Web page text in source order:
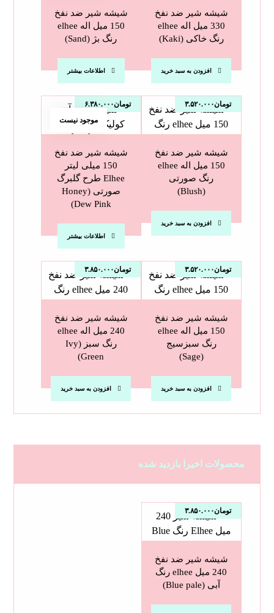
شیشه شیر ضد نفخ
330 میل اله elhee
رنگ خاکی (Kaki)
افزودن به سبد خرید
شیشه شیر ضد نفخ
150 میل اله elhee
رنگ بژ (Sand)
اطلاعات بیشتر
شیشه شیر ضد نفخ
150 میل اله elhee
رنگ صورتی
(Blush)
تومان۳.۵۲۰.۰۰۰
افزودن به سبد خرید
شیشه شیر ضد نفخ
150 میلی لیتر
Elhee طرح گلبرگ
صورتی (Honey
Dew Pink)
تومان۶.۳۸۰.۰۰۰
موجود نیست
اطلاعات بیشتر
شیشه شیر ضد نفخ
150 میل اله elhee
رنگ سبزسیج
(Sage)
تومان۳.۵۲۰.۰۰۰
افزودن به سبد خرید
شیشه شیر ضد نفخ
240 میل اله elhee
رنگ سبز (Ivy
Green)
تومان۳.۸۵۰.۰۰۰
افزودن به سبد خرید
محصولات اخیرا بازدید شده
شیشه شیر ضد نفخ
240 میل elhee رنگ
آبی (Blue pale)
تومان۳.۸۵۰.۰۰۰